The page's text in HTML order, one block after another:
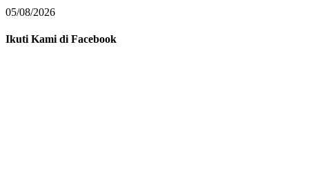
05/08/2026
Ikuti Kami di Facebook